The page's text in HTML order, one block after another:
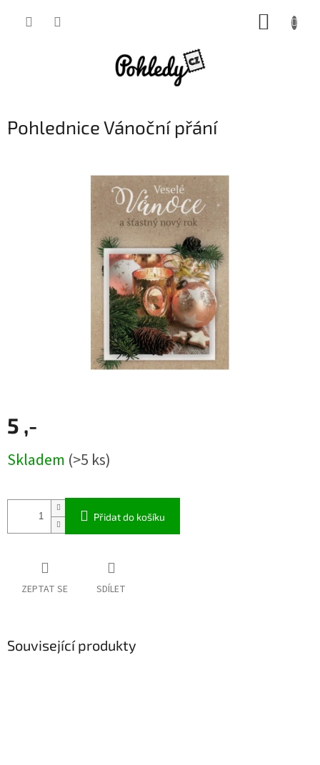
Pohlednice Vánoční přání
5 ,-
cena:
Skladem (>5 ks)
Přidat do košíku
ZEPTAT SE SDÍLET
Související produkty